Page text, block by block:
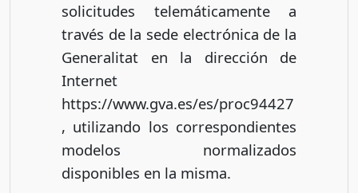
solicitudes telemáticamente a
través de la sede electrónica de la
Generalitat en la dirección de
Internet
https://www.gva.es/es/proc94427
, utilizando los correspondientes
modelos normalizados
disponibles en la misma.